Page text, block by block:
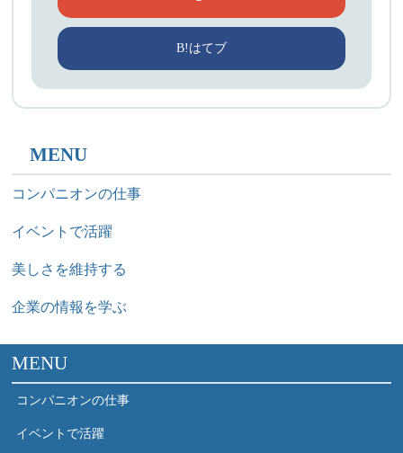
B!はてブ
MENU
コンパニオンの仕事
イベントで活躍
美しさを維持する
企業の情報を学ぶ
MENU
コンパニオンの仕事
イベントで活躍